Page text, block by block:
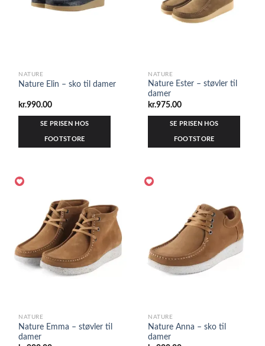
NATURE
Nature Elin – sko til damer
kr.990.00
SE PRISEN HOS
FOOTSTORE
NATURE
Nature Ester – støvler til
damer
kr.975.00
SE PRISEN HOS
FOOTSTORE
NATURE
Nature Emma – støvler til
damer
NATURE
Nature Anna – sko til
damer